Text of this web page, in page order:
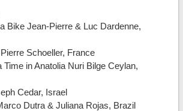
Bike Jean-Pierre & Luc Dardenne,
Schoeller, France
Time in Anatolia Nuri Bilge Ceylan,
Cedar, Israel
Dutra & Juliana Rojas, Brazil